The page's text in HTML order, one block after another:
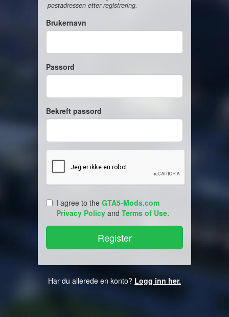
postadressen etter registrering.
Brukernavn
Passord
Bekreft passord
I agree to the GTA5-Mods.com
Privacy Policy and Terms of Use.
Har du allerede en konto? Logg inn her.